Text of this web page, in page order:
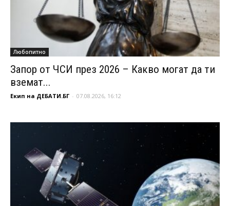
Любопитно
Запор от ЧСИ през 2026 – Какво могат да ти
вземат...
Екип на ДЕБАТИ.БГ - 07.08.2026, 16:12